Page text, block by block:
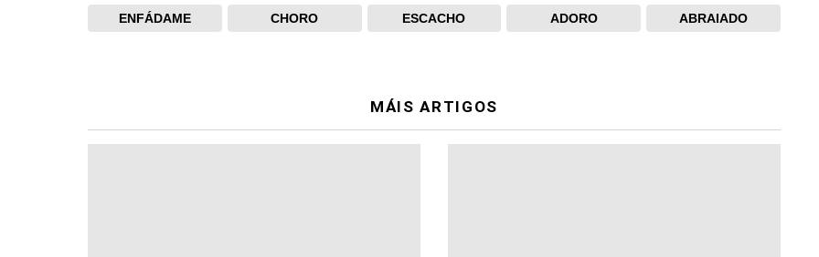
ENFÁDAME CHORO ESCACHO ADORO ABRAIADO
MÁIS ARTIGOS